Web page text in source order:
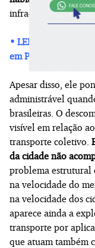
infraestrutura viária
• LEIA MAIS:
em Pelotas
Apesar disso, ele
administrável
brasileiras. O
visível em relação
transporte coletivo.
da cidade não
problema estrutural
na velocidade do
na velocidade dos
aparece ainda a
transporte por
que atuam também